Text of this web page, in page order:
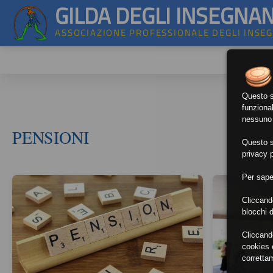
GILDA DEGLI
ASSOCIAZIONE PROFESSIONALE DEGLI
PENSIONI
Questo
Questo
privacy
Per
blocchi
cookies